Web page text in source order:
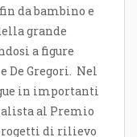
da bambino e
grande
a figure
De Gregori. Nel
in importanti
al Premio
di rilievo